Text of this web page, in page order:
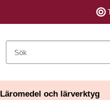
Läromedel och lärverktyg